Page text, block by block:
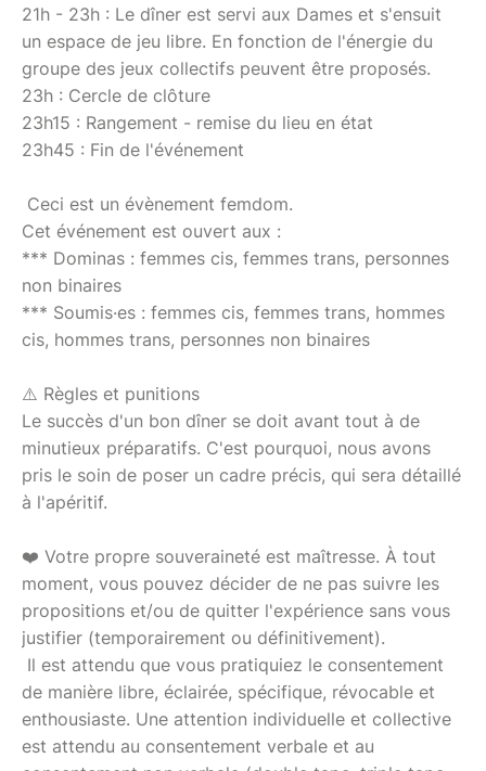
21h - 23h : Le dîner est servi aux Dames et s'ensuit
un espace de jeu libre. En fonction de l'énergie du
groupe des jeux collectifs peuvent être proposés.
23h : Cercle de clôture
23h15 : Rangement - remise du lieu en état
23h45 : Fin de l'événement
Ceci est un évènement femdom.
Cet événement est ouvert aux :
*** Dominas : femmes cis, femmes trans, personnes
non binaires
*** Soumis·es : femmes cis, femmes trans, hommes
cis, hommes trans, personnes non binaires
⚠️ Règles et punitions
Le succès d'un bon dîner se doit avant tout à de
minutieux préparatifs. C'est pourquoi, nous avons
pris le soin de poser un cadre précis, qui sera détaillé
à l'apéritif.
❤️ Votre propre souveraineté est maîtresse. À tout
moment, vous pouvez décider de ne pas suivre les
propositions et/ou de quitter l'expérience sans vous
justifier (temporairement ou définitivement).
Il est attendu que vous pratiquiez le consentement
de manière libre, éclairée, spécifique, révocable et
enthousiaste. Une attention individuelle et collective
est attendu au consentement verbale et au